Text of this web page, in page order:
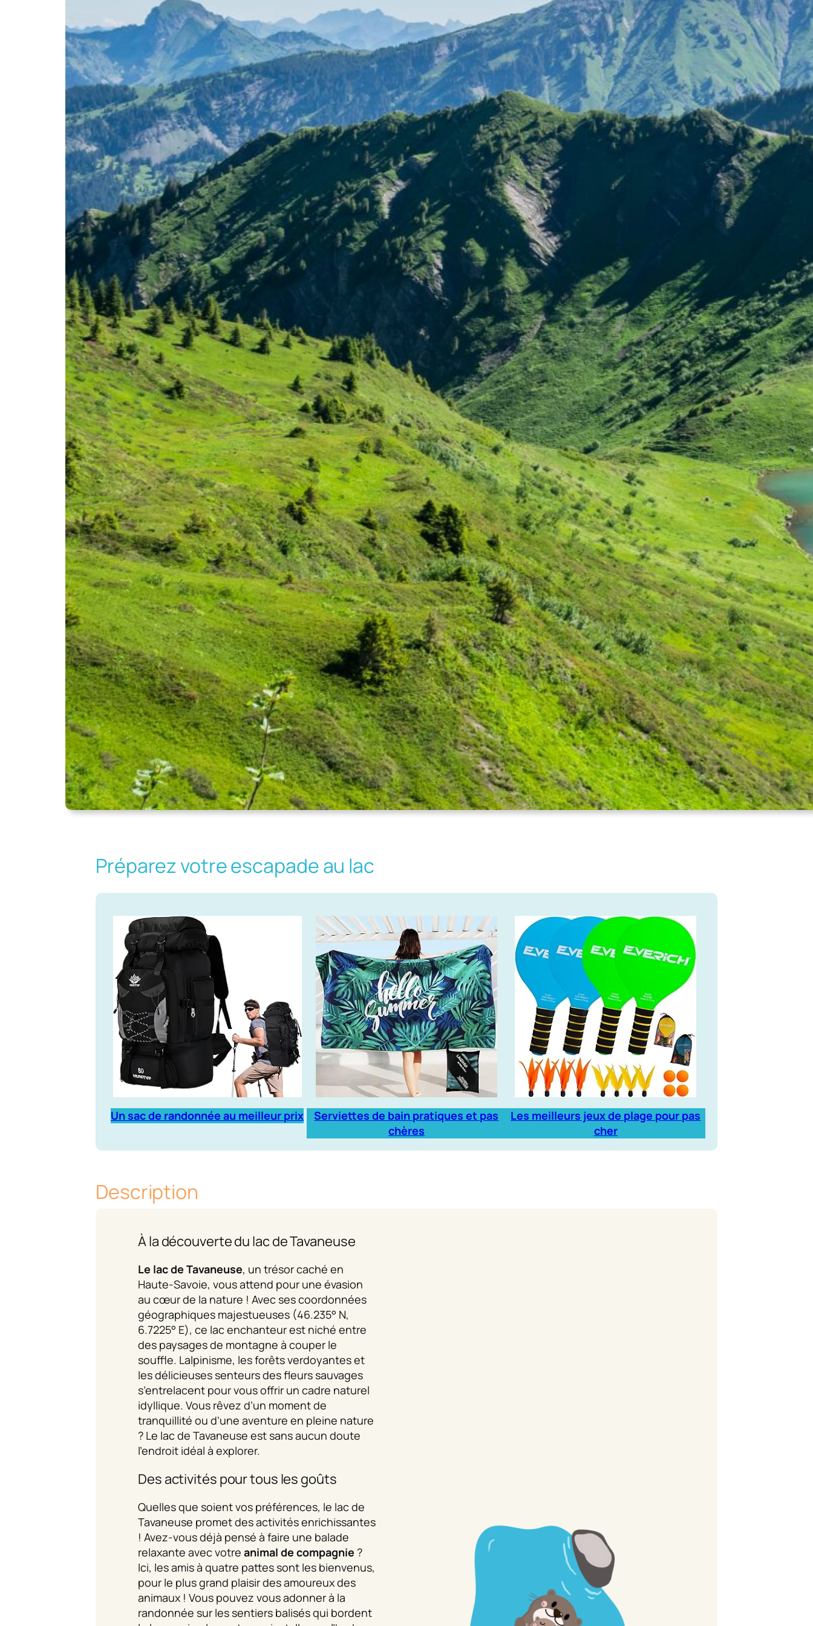
Préparez votre escapade au lac
Un sac de randonnée au meilleur prix
Serviettes de bain pratiques et pas
chères
Les meilleurs jeux de plage pour pas
cher
Description
À la découverte du lac de Tavaneuse
Le lac de Tavaneuse, un trésor caché en
Haute-Savoie, vous attend pour une évasion
au cœur de la nature ! Avec ses coordonnées
géographiques majestueuses (46.235° N,
6.7225° E), ce lac enchanteur est niché entre
des paysages de montagne à couper le
souffle. Lalpinisme, les forêts verdoyantes et
les délicieuses senteurs des fleurs sauvages
s’entrelacent pour vous offrir un cadre naturel
idyllique. Vous rêvez d’un moment de
tranquillité ou d’une aventure en pleine nature
? Le lac de Tavaneuse est sans aucun doute
l’endroit idéal à explorer.
Des activités pour tous les goûts
Quelles que soient vos préférences, le lac de
Tavaneuse promet des activités enrichissantes
! Avez-vous déjà pensé à faire une balade
relaxante avec votre animal de compagnie ?
Ici, les amis à quatre pattes sont les bienvenus,
pour le plus grand plaisir des amoureux des
animaux ! Vous pouvez vous adonner à la
randonnée sur les sentiers balisés qui bordent